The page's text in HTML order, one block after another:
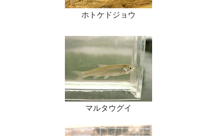
ホトケドジョウ
マルタウグイ